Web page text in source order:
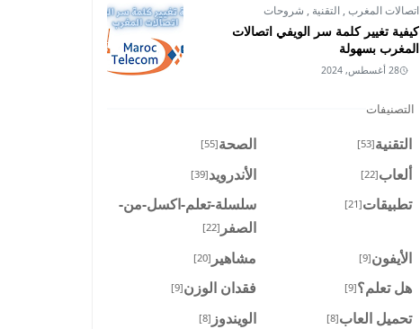
اتصالات المغرب, التقنية , شروحات
كيفية تغيير كلمة سر الويفي اتصالات
المغرب بسهولة
28 أغسطس, 2024
التصنيفات
الصحة[55] التقنية[53]
الأندرويد[39] ألعاب[22]
سلسلة-تعلم-اكسل-من-
الصفر [22]
تطبيقات[21]
مشاهير [20] الأيفون[9]
فقدان الوزن[9] هل تعلم؟[9]
الويندوز [8] تحميل العاب[8]